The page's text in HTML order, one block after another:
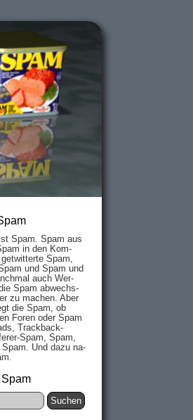
Spam. Spam aus
in den Kom­
Spam,
und Spam und
auch Wer­
Spam ab­wechs­
zu mach­en. Aber
die Spam, ob
Fo­ren oder Spam
Track­back-
Spam, Spam,
Spam. Und da­zu na­